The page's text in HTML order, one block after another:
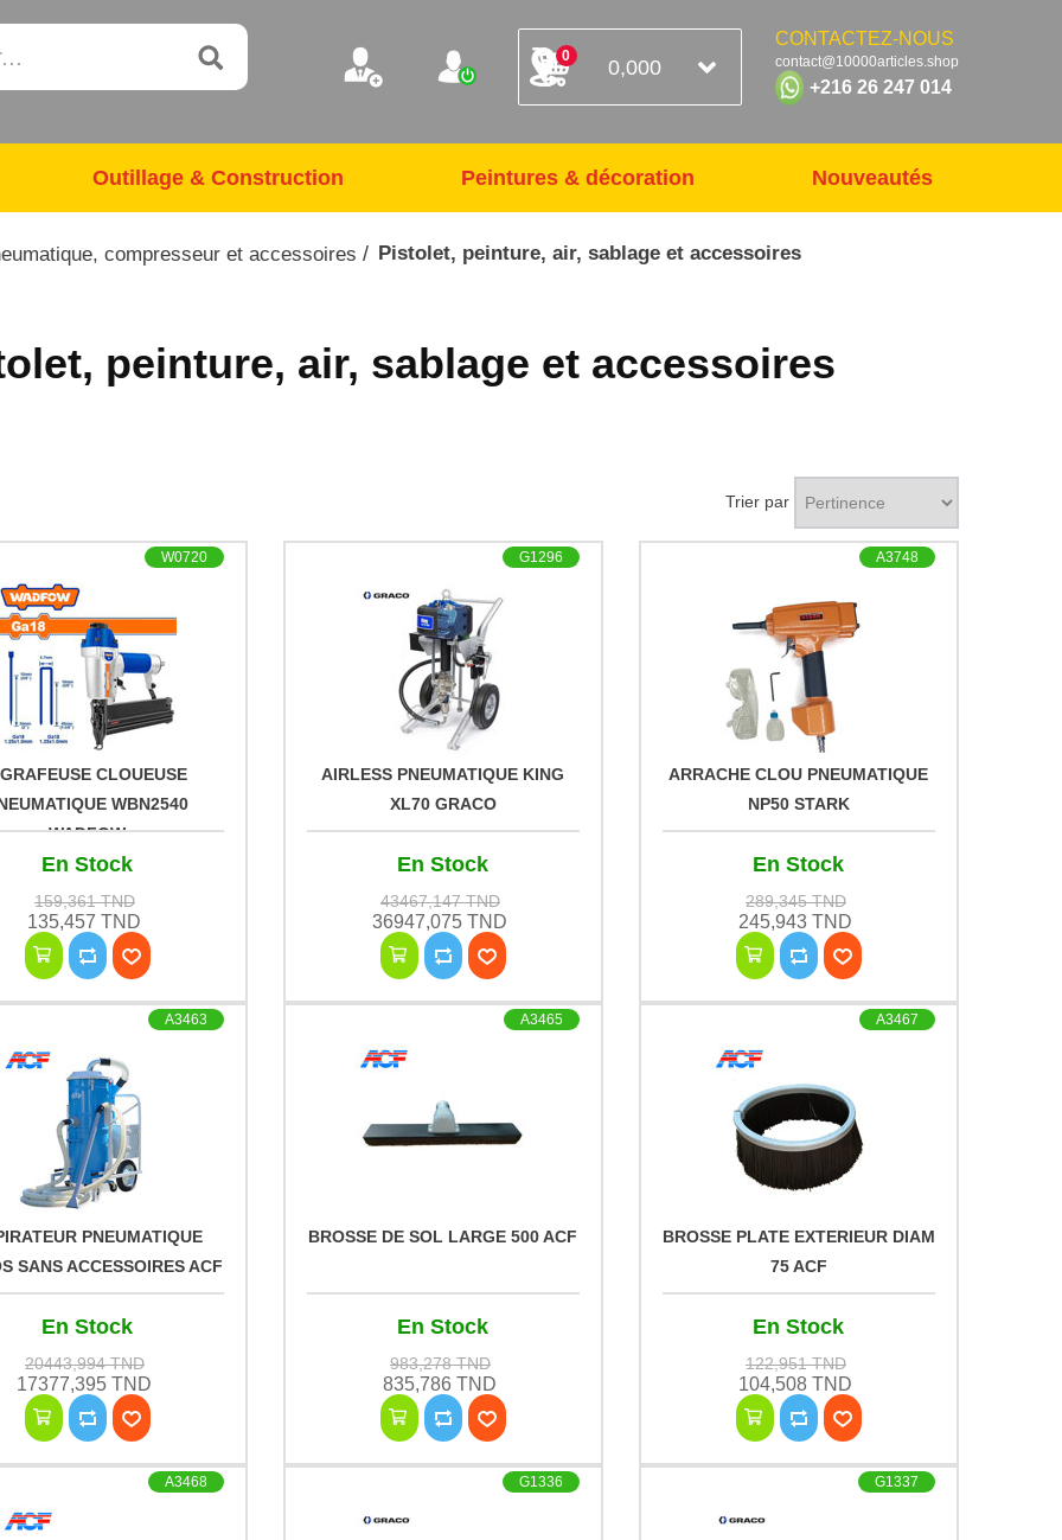
0 0,000
CONTACTEZ-NOUS
contact@10000articles.shop
+216 26 247 014
Outillage & Construction Peintures & décoration Nouveautés
compresseur et accessoires / Pistolet, peinture, air, sablage et accessoires
peinture, air, sablage et accessoires
Trier par
W0720
CLOUEUSE
WBN2540
WADFOW
En Stock
159,361 TND
135,457 TND
G1296
AIRLESS PNEUMATIQUE KING
XL70 GRACO
En Stock
43467,147 TND
36947,075 TND
A3748
ARRACHE CLOU PNEUMATIQUE
NP50 STARK
En Stock
289,345 TND
245,943 TND
A3463
PNEUMATIQUE
SANS ACCESSOIRES ACF
En Stock
20443,994 TND
17377,395 TND
A3465
BROSSE DE SOL LARGE 500 ACF
En Stock
983,278 TND
835,786 TND
A3467
BROSSE PLATE EXTERIEUR DIAM
75 ACF
En Stock
122,951 TND
104,508 TND
A3468 G1336 G1337